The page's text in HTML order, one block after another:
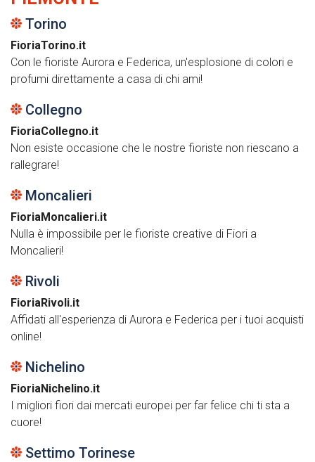
Torino
FioriaTorino.it
Con le fioriste Aurora e Federica, un'esplosione di colori e
profumi direttamente a casa di chi ami!
Collegno
FioriaCollegno.it
Non esiste occasione che le nostre fioriste non riescano a
rallegrare!
Moncalieri
FioriaMoncalieri.it
Nulla è impossibile per le fioriste creative di Fiori a
Moncalieri!
Rivoli
FioriaRivoli.it
Affidati all'esperienza di Aurora e Federica per i tuoi acquisti
online!
Nichelino
FioriaNichelino.it
I migliori fiori dai mercati europei per far felice chi ti sta a
cuore!
Settimo Torinese